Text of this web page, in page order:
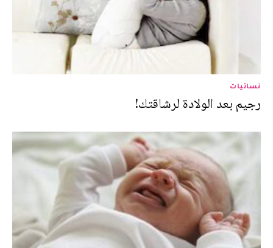
نسائيات
رجيم بعد الولادة لرشاقتك!